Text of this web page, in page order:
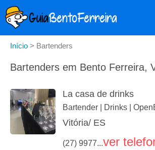
Início > Bartenders
Bartenders em Bento Ferreira,
La casa de drinks
Bartender | Drinks |
Vitória/ ES
(27) 9977...ver